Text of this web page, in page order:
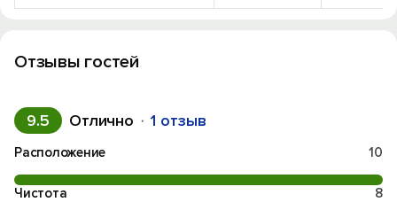
Отзывы гостей
9.5 Отлично 1 отзыв
Расположение 10
Чистота 8